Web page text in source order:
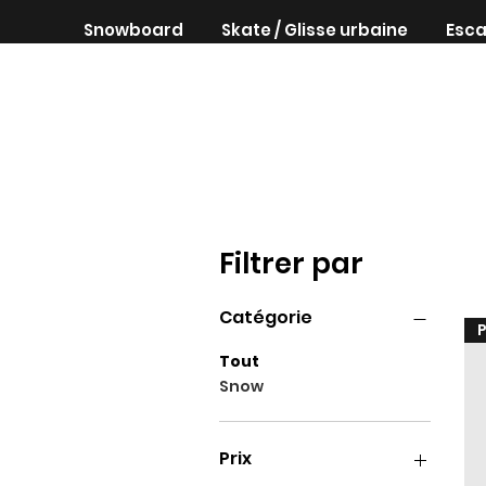
Snowboard Skate / Glisse urbaine
Filtrer par
Catégorie
Tout
Snow
Prix